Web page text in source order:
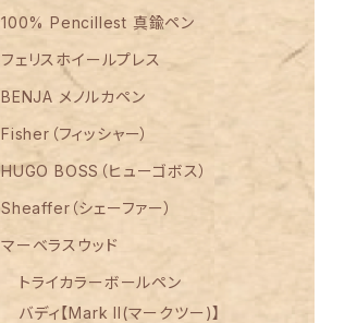
100% Pencillest 真鍮ペン
フェリスホイールプレス
BENJA メノルカペン
Fisher（フィッシャー）
HUGO BOSS（ヒューゴボス）
Sheaffer（シェーファー）
マーベラスウッド
トライカラーボールペン
バディ【Mark II(マークツー)】